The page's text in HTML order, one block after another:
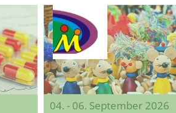
04. - 06. September 2026